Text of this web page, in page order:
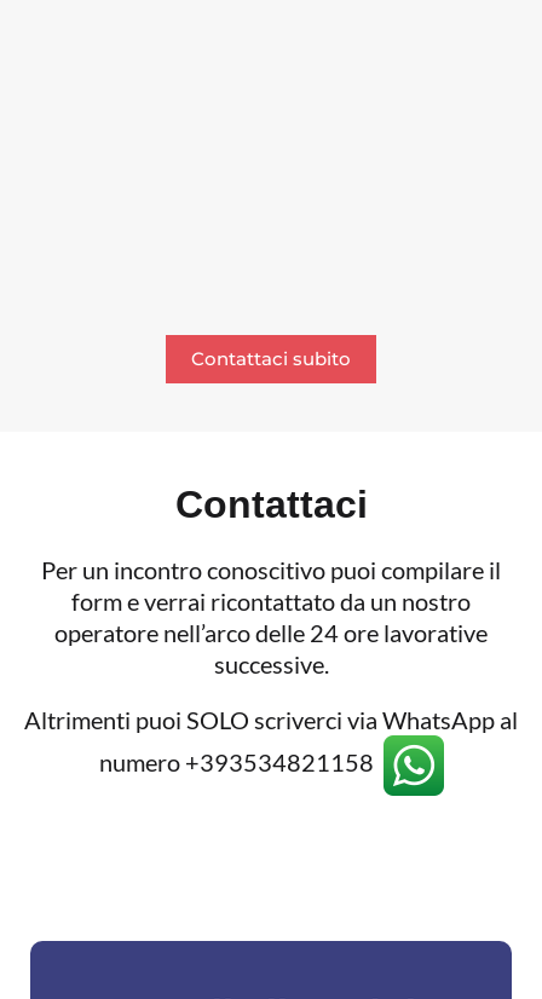
Contattaci subito
Contattaci
Per un incontro conoscitivo puoi compilare il
form e verrai ricontattato da un nostro
operatore nell’arco delle 24 ore lavorative
successive.
Altrimenti puoi SOLO scriverci via WhatsApp al
numero +393534821158